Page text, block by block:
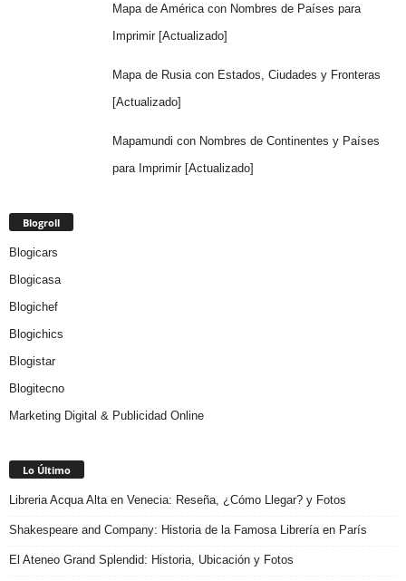
Mapa de América con Nombres de Países para
Imprimir [Actualizado]
Mapa de Rusia con Estados, Ciudades y Fronteras
[Actualizado]
Mapamundi con Nombres de Continentes y Países
para Imprimir [Actualizado]
Blogroll
Blogicars
Blogicasa
Blogichef
Blogichics
Blogistar
Blogitecno
Marketing Digital & Publicidad Online
Lo Último
Libreria Acqua Alta en Venecia: Reseña, ¿Cómo Llegar? y Fotos
Shakespeare and Company: Historia de la Famosa Librería en París
El Ateneo Grand Splendid: Historia, Ubicación y Fotos